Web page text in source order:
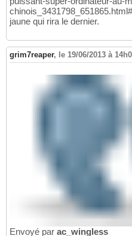
jaune qui rira le dernier.
grim7reaper, le 19/06/2013 à
Envoyé par ac_wingless